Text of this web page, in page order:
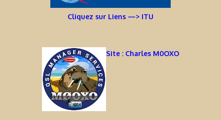
Cliquez sur Liens —> ITU
Site : Charles M0OXO